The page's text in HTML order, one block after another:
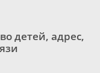
детей, адрес,